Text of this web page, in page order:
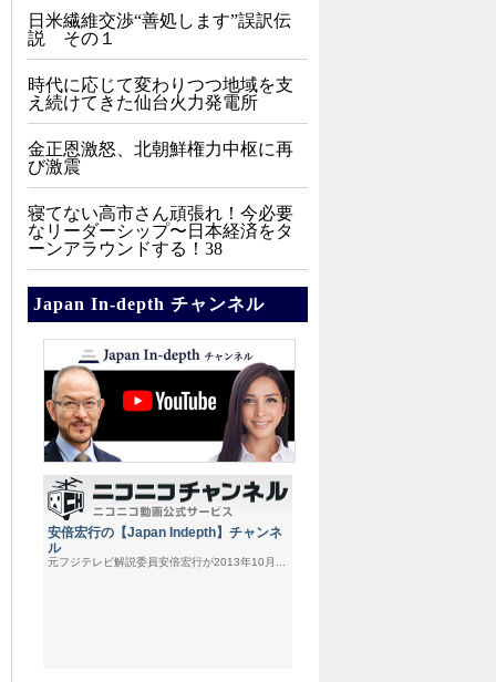
日米繊維交渉“善処します”誤訳伝
説 その１
時代に応じて変わりつつ地域を支
え続けてきた仙台火力発電所
金正恩激怒、北朝鮮権力中枢に再
び激震
寝てない高市さん頑張れ！今必要
なリーダーシップ〜日本経済をタ
ーンアラウンドする！38
Japan In-depth チャンネル